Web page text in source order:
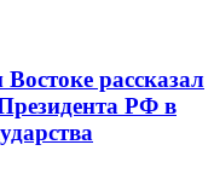
рассказал
РФ в